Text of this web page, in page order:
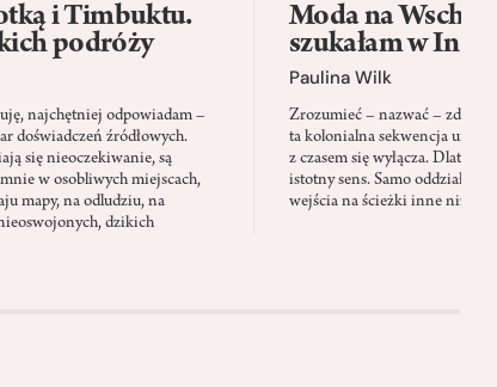
i Timbuktu.
podróży
najchętniej odpowiadam –
doświadczeń źródłowych.
się nieoczekiwanie, są
w osobliwych miejscach,
mapy, na odludziu, na
dzikich
Moda na
szukałam w
Paulina Wilk
Zrozumieć – nazwać –
ta kolonialna sekwencja
z czasem się wyłącza. Dlatego
istotny sens. Samo
wejścia na ścieżki inne niż te